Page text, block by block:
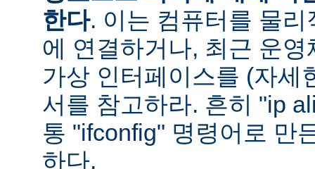
한다. 이는 컴퓨터를 물
에 연결하거나, 최근 운
가상 인터페이스를 (자세
서를 참고하라. 흔히 "ip
통 "ifconfig" 명령어로 만
하다.